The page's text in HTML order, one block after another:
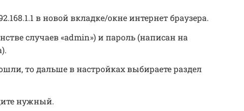
в новой вкладке/окне интернет браузера.
случаев «admin») и пароль (написан на
то дальше в настройках выбираете раздел
нужный.